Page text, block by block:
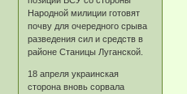
Народной милиции готовят
почву для очередного срыва
разведения сил и средств в
районе Станицы Луганской.
18 апреля украинская
сторона вновь сорвала